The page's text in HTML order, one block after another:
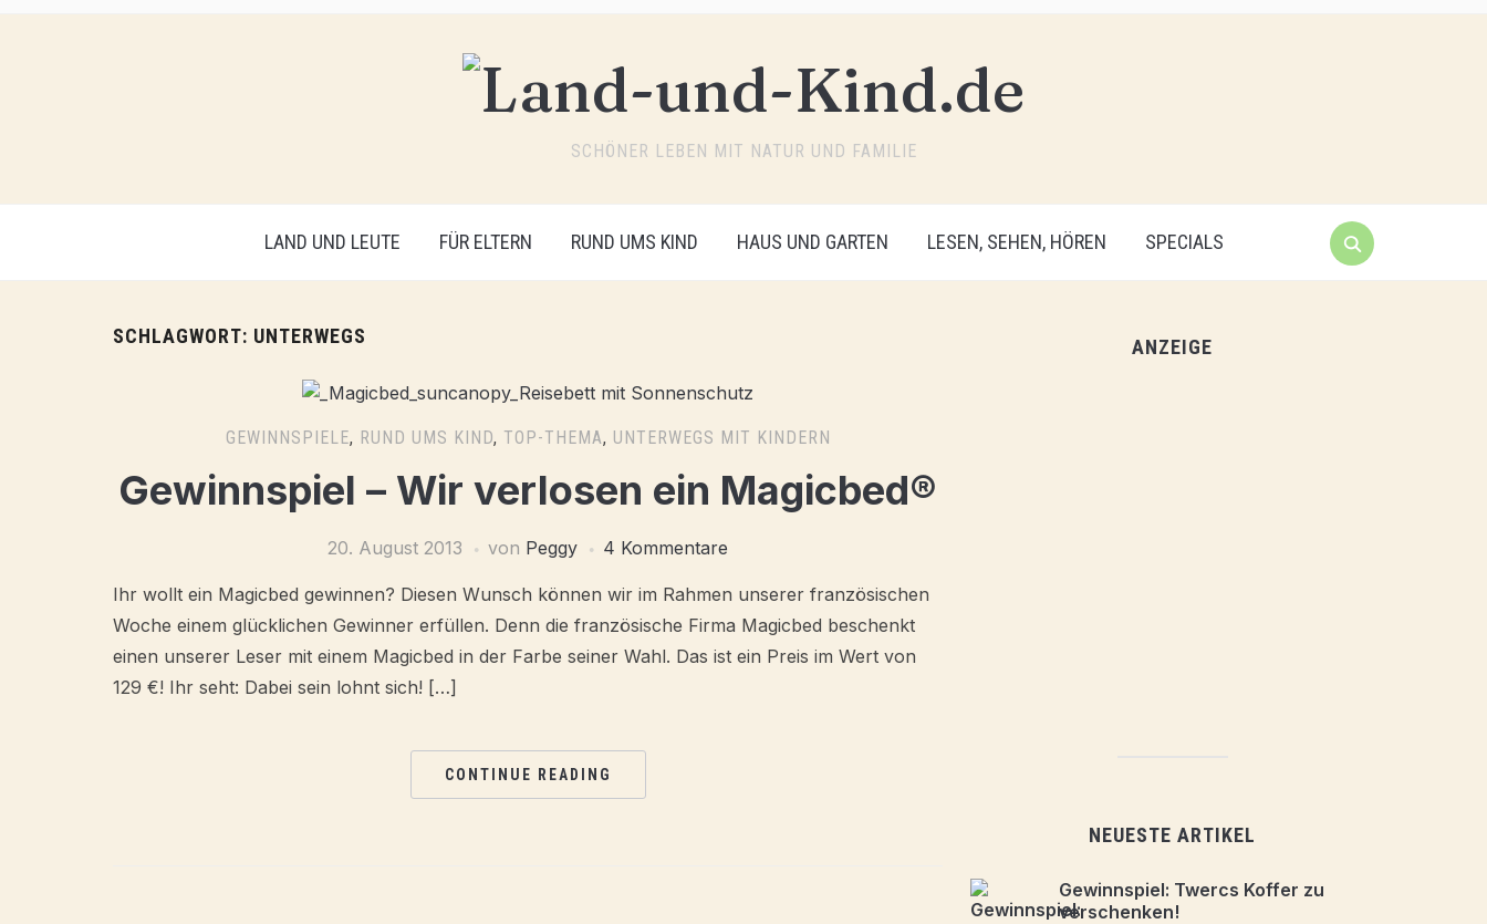
SCHÖNER LEBEN MIT NATUR UND FAMILIE
LAND UND LEUTE FÜR ELTERN RUND UMS KIND HAUS UND GARTEN LESEN, SEHEN, HÖREN SPECIALS
SCHLAGWORT: UNTERWEGS
GEWINNSPIELE, RUND UMS KIND, TOP-THEMA, UNTERWEGS MIT KINDERN
Gewinnspiel – Wir verlosen ein Magicbed®
20. August 2013 von Peggy 4 Kommentare
Ihr wollt ein Magicbed gewinnen? Diesen Wunsch können wir im Rahmen unserer französischen
Woche einem glücklichen Gewinner erfüllen. Denn die französische Firma Magicbed beschenkt
einen unserer Leser mit einem Magicbed in der Farbe seiner Wahl. Das ist ein Preis im Wert von
129 €! Ihr seht: Dabei sein lohnt sich! […]
CONTINUE READING
ANZEIGE
NEUESTE ARTIKEL
Gewinnspiel: Twercs Koffer zu
verschenken!